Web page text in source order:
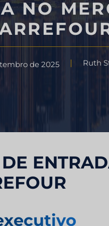
Consultoria
Teste de sabor
NO
de 2025 Ruth